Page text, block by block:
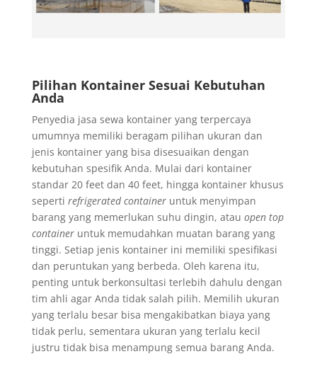
Pilihan Kontainer Sesuai Kebutuhan
Anda
Penyedia jasa sewa kontainer yang terpercaya
umumnya memiliki beragam pilihan ukuran dan
jenis kontainer yang bisa disesuaikan dengan
kebutuhan spesifik Anda. Mulai dari kontainer
standar 20 feet dan 40 feet, hingga kontainer khusus
seperti refrigerated containeruntuk menyimpan
barang yang memerlukan suhu dingin, atau open top
containeruntuk memudahkan muatan barang yang
tinggi. Setiap jenis kontainer ini memiliki spesifikasi
dan peruntukan yang berbeda. Oleh karena itu,
penting untuk berkonsultasi terlebih dahulu dengan
tim ahli agar Anda tidak salah pilih. Memilih ukuran
yang terlalu besar bisa mengakibatkan biaya yang
tidak perlu, sementara ukuran yang terlalu kecil
justru tidak bisa menampung semua barang Anda.